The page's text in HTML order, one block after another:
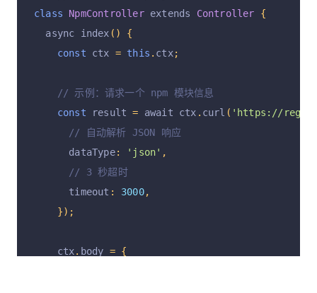
class
NpmController extends Controller
{
  async index
()
{
const ctx = this . ctx;
// 示例：请求一个 npm 模块信息
const result = await ctx . curl ( 'https://
// 自动解析 JSON 响应
      dataType
: 'json' ,
// 3 秒超时
      timeout
: 3000,
});
    ctx
. body = {